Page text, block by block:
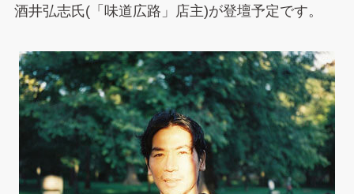
酒井弘志氏(「味道広路」店主)が登壇予定です。